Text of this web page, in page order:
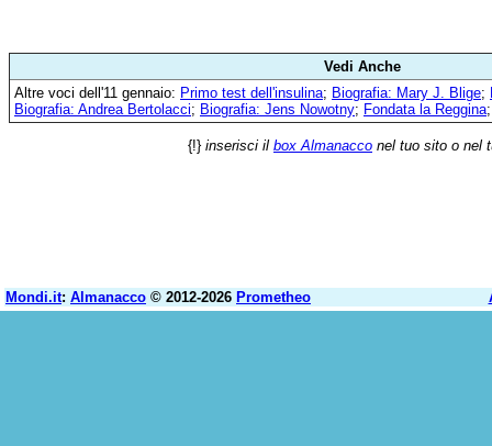
Vedi Anche
Altre voci dell'11 gennaio: Primo test dell'insulina; Biografia: Mary J. Blige;
Biografia: Andrea Bertolacci; Biografia: Jens Nowotny; Fondata la Reggina
{!} inserisci il box Almanacco nel tuo sito o nel
Mondi.it: Almanacco © 2012-2026 Prometheo